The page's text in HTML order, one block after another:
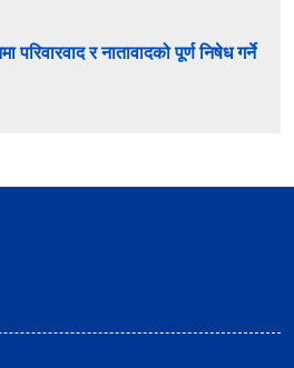
परिवारवाद र नातावादको पूर्ण निषेध गर्ने